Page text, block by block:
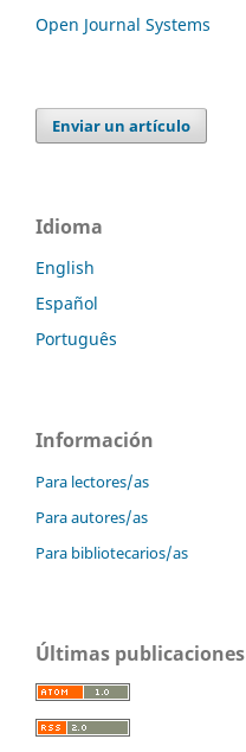
Open Journal Systems
Enviar un artículo
Idioma
English
Español
Português
Información
Para lectores/as
Para autores/as
Para bibliotecarios/as
Últimas publicaciones